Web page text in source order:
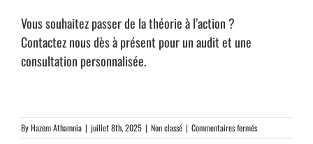
Vous souhaitez passer de la théorie à l’action ?
Contactez nous dès à présent pour un audit et une
consultation personnalisée.
ByHazem Athamnia | juillet 8th, 2025 | Non classé | Commentaires ferméssur
Maintenance